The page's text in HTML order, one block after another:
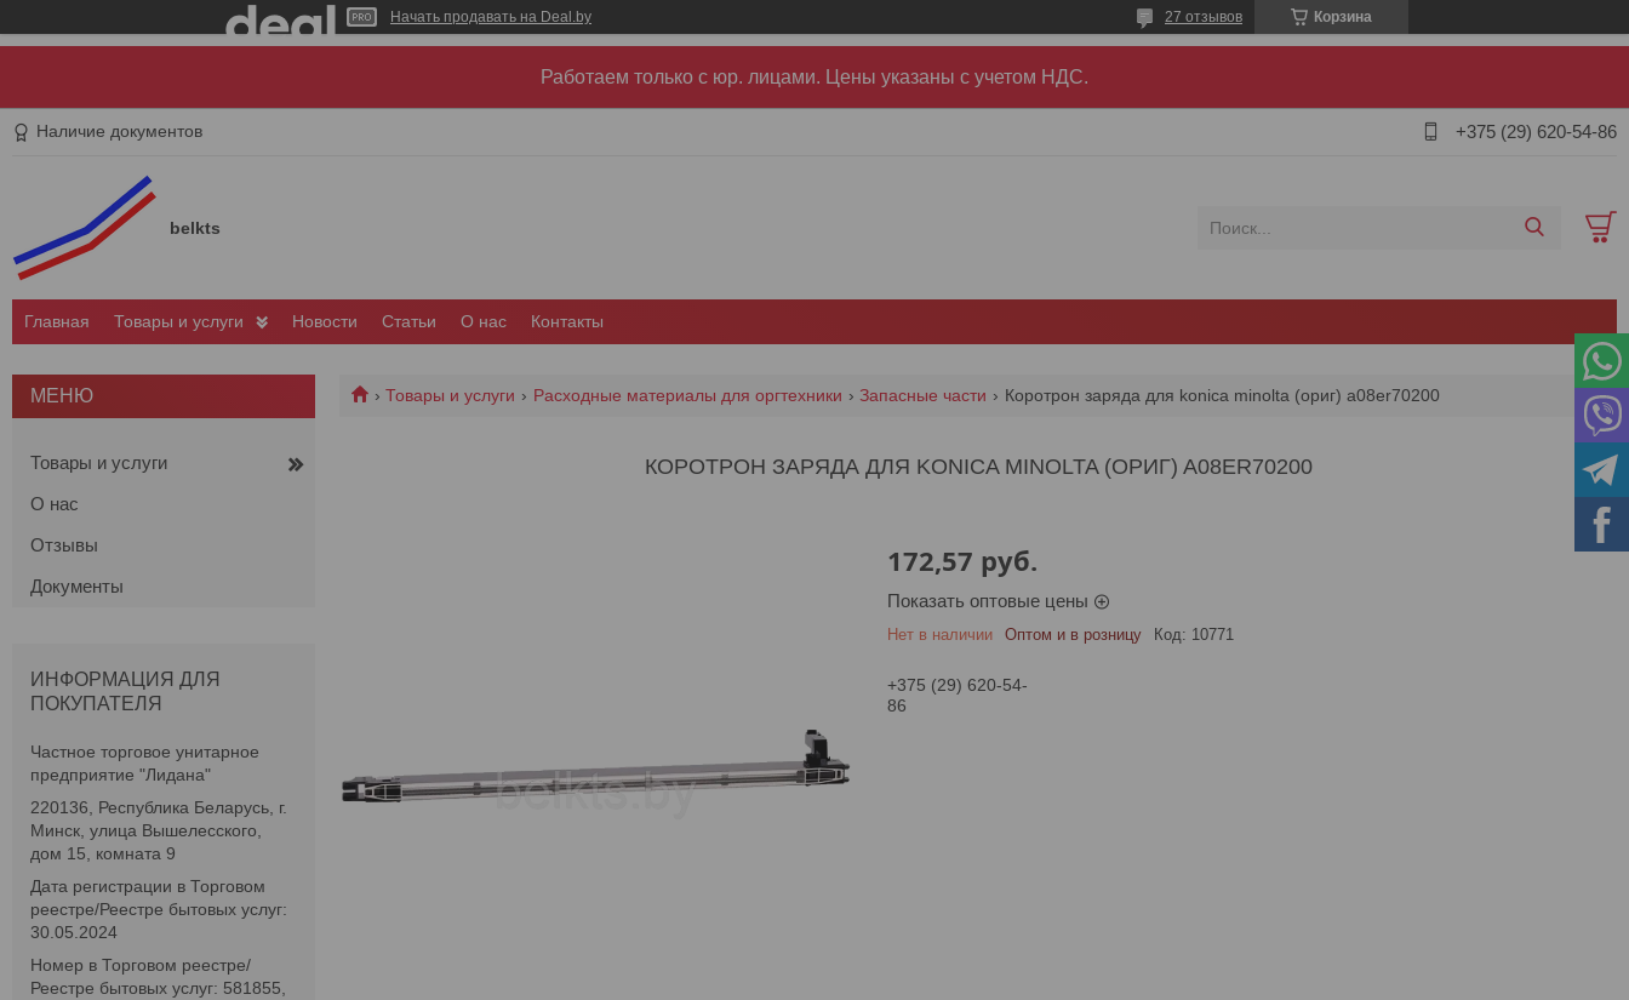
Начать продавать на Deal.by Корзина
27 отзывов
Работаем только с юр. лицами. Цены указаны c учетом НДС.
Наличие документов +375 (29) 620-54-86
belkts
Главная Товары и услуги Новости Статьи О нас Контакты
Товары и услуги Расходные материалы для оргтехники Запасные части Коротрон заряда для konica minolta (ориг) a08er70200
КОРОТРОН ЗАРЯДА ДЛЯ KONICA MINOLTA (ОРИГ) A08ER70200
172,57 руб.
Показать оптовые цены
Нет в наличии Оптом и в розницу Код: 10771
+375 (29) 620-54-
86
Товары и услуги
О нас
Отзывы
Документы
ИНФОРМАЦИЯ ДЛЯ
ПОКУПАТЕЛЯ
Частное торговое унитарное
предприятие "Лидана"
220136, Республика Беларусь, г.
Минск, улица Вышелесского,
дом 15, комната 9
Дата регистрации в Торговом
реестре/Реестре бытовых услуг:
30.05.2024
Номер в Торговом реестре/
Реестре бытовых услуг: 581855,